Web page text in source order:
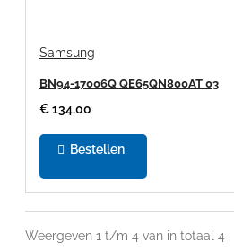
Samsung
BN94-17006Q QE65QN800AT 03
€ 134,00
Bestellen
Weergeven 1 t/m 4 van in totaal 4